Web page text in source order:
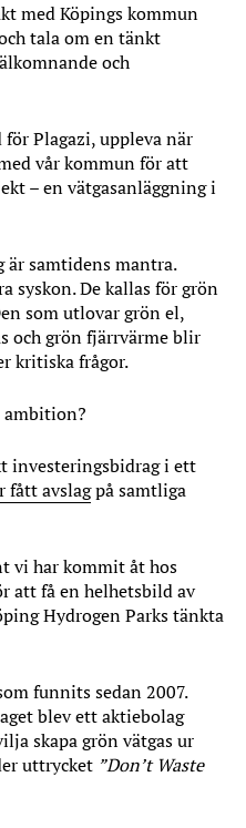
med Köpings kommun
tala om en tänkt
och
Plagazi, uppleva när
vår kommun för att
– en vätgasanläggning i
samtidens mantra.
syskon. De kallas för grön
som utlovar grön el,
och grön fjärrvärme blir
kritiska frågor.
ambition?
investeringsbidrag i ett
fått avslagpå samtliga
vi har kommit åt hos
att få en helhetsbild av
Hydrogen Parks tänkta
funnits sedan 2007.
blev ett aktiebolag
skapa grön vätgas ur
uttrycket ”Don’t Waste